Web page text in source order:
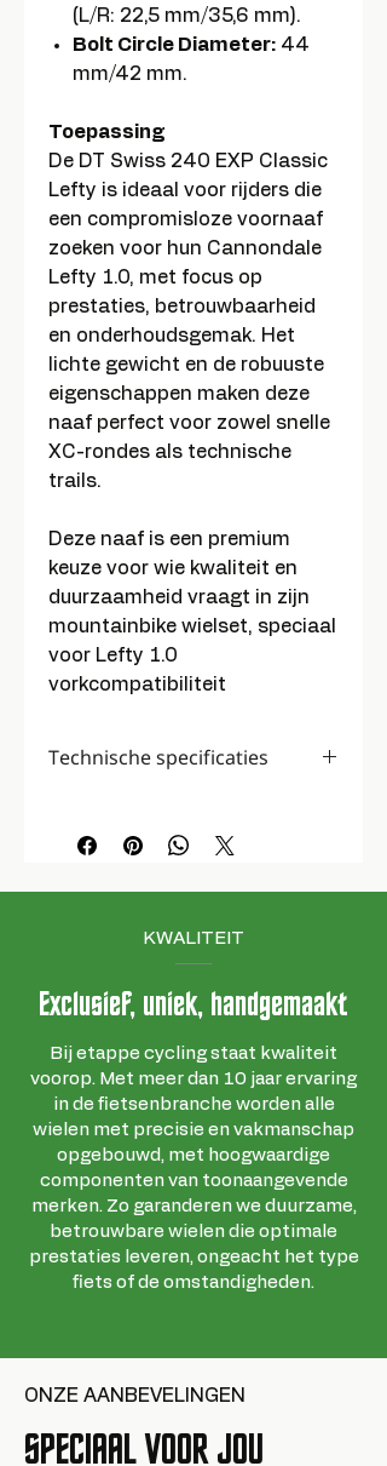
(L/R: 22,5 mm/35,6 mm).
Bolt Circle Diameter: 44
mm/42 mm.
Toepassing
De DT Swiss 240 EXP Classic
Lefty is ideaal voor rijders die
een compromisloze voornaaf
zoeken voor hun Cannondale
Lefty 1.0, met focus op
prestaties, betrouwbaarheid
en onderhoudsgemak. Het
lichte gewicht en de robuuste
eigenschappen maken deze
naaf perfect voor zowel snelle
XC-rondes als technische
trails.
Deze naaf is een premium
keuze voor wie kwaliteit en
duurzaamheid vraagt in zijn
mountainbike wielset, speciaal
voor Lefty 1.0
vorkcompatibiliteit
Technische specificaties
KWALITEIT
Exclusief, uniek, handgemaakt
Bij etappe cycling staat kwaliteit
voorop. Met meer dan 10 jaar ervaring
in de fietsenbranche worden alle
wielen met precisie en vakmanschap
opgebouwd, met hoogwaardige
componenten van toonaangevende
merken. Zo garanderen we duurzame,
betrouwbare wielen die optimale
prestaties leveren, ongeacht het type
fiets of de omstandigheden.
ONZE AANBEVELINGEN
SPECIAAL VOOR JOU